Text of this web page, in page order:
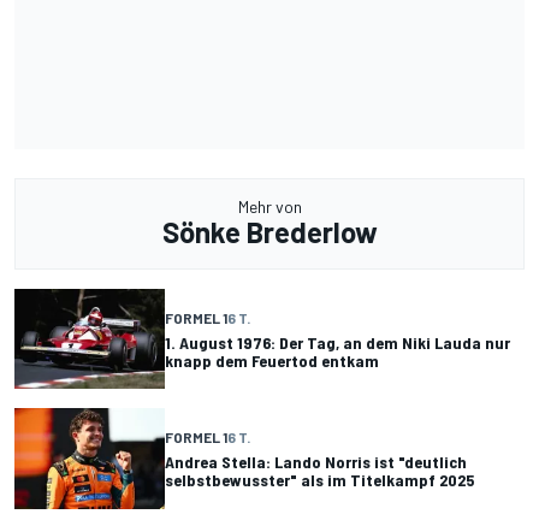
Mehr von
Sönke Brederlow
FORMEL 16 T.
1. August 1976: Der Tag, an dem Niki Lauda nur
knapp dem Feuertod entkam
FORMEL 16 T.
Andrea Stella: Lando Norris ist "deutlich
selbstbewusster" als im Titelkampf 2025